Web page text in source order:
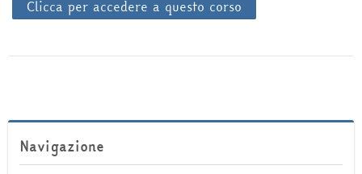
Clicca per accedere a questo corso
Navigazione